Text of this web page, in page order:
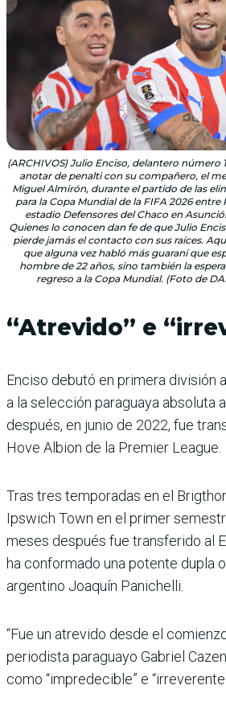
(ARCHIVOS) Julio Enciso, delantero número
anotar de penalti con su compañero, el
Miguel Almirón, durante el partido de las
para la Copa Mundial de la FIFA 2026 entre
estadio Defensores del Chaco en
Quienes lo conocen dan fe de que Julio
pierde jamás el contacto con sus raíces.
que alguna vez habló más guaraní que
hombre de 22 años, sino también la
regreso a la Copa Mundial. (Foto de
“Atrevido” e
Enciso debutó en primera división
a la selección paraguaya absoluta
después, en junio de 2022, fue
Hove Albion de la Premier League.
Tras tres temporadas en el
Ipswich Town en el primer
meses después fue transferido al
ha conformado una potente dupla
argentino Joaquín Panichelli.
“Fue un atrevido desde el
periodista paraguayo Gabriel
como “impredecible” e